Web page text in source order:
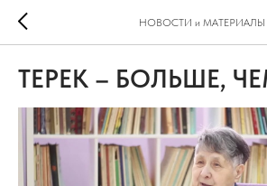
НОВОСТИ и МАТЕРИАЛЫ
ТЕРЕК – БОЛЬШЕ,